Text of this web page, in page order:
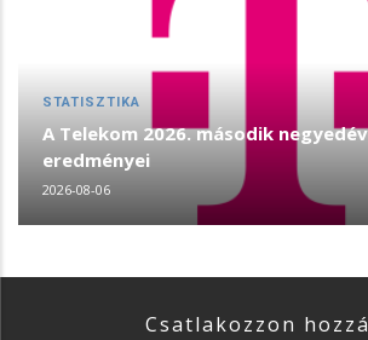
STATISZTIKA
A Telekom 2026. második
eredményei
2026-08-06
Csatlakozzon